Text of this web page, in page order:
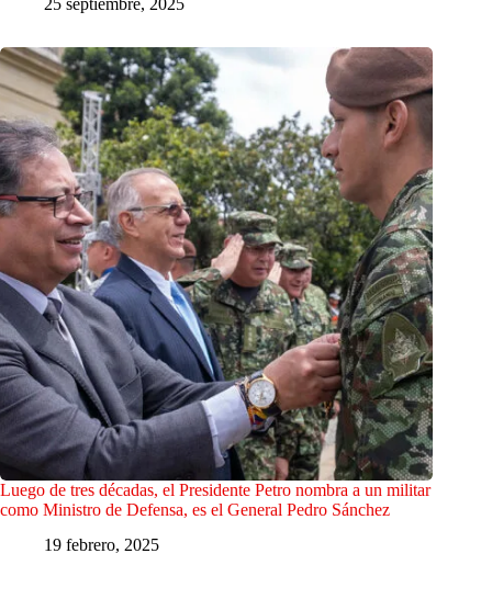
25 septiembre, 2025
Luego de tres décadas, el Presidente Petro nombra a un militar
como Ministro de Defensa, es el General Pedro Sánchez
19 febrero, 2025